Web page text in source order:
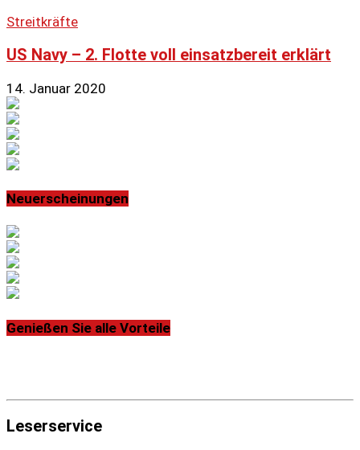
Streitkräfte
US Navy – 2. Flotte voll einsatzbereit erklärt
14. Januar 2020
Neuerscheinungen
Genießen Sie alle Vorteile
Leserservice